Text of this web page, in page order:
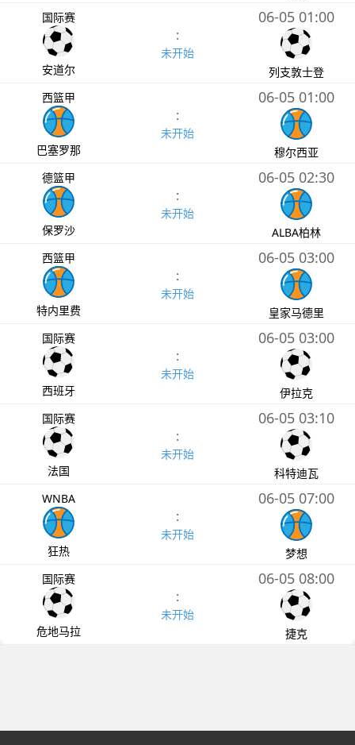
国际赛
安道尔
:
未开始
06-05 01:00
列支敦士登
西篮甲
巴塞罗那
:
未开始
06-05 01:00
穆尔西亚
德篮甲
保罗沙
:
未开始
06-05 02:30
ALBA柏林
西篮甲
特内里费
:
未开始
06-05 03:00
皇家马德里
国际赛
西班牙
:
未开始
06-05 03:00
伊拉克
国际赛
法国
:
未开始
06-05 03:10
科特迪瓦
WNBA
狂热
:
未开始
06-05 07:00
梦想
国际赛
危地马拉
:
未开始
06-05 08:00
捷克